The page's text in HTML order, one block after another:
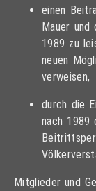
einen
Mauer und
1989 zu
neuen
verweisen,
durch die
nach 1989
Mitglieder und